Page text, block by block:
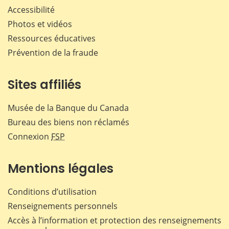
Accessibilité
Photos et vidéos
Ressources éducatives
Prévention de la fraude
Sites affiliés
Musée de la Banque du Canada
Bureau des biens non réclamés
Connexion FSP
Mentions légales
Conditions d’utilisation
Renseignements personnels
Accès à l’information et protection des renseignements